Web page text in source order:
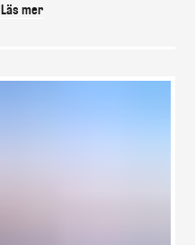
Läs mer